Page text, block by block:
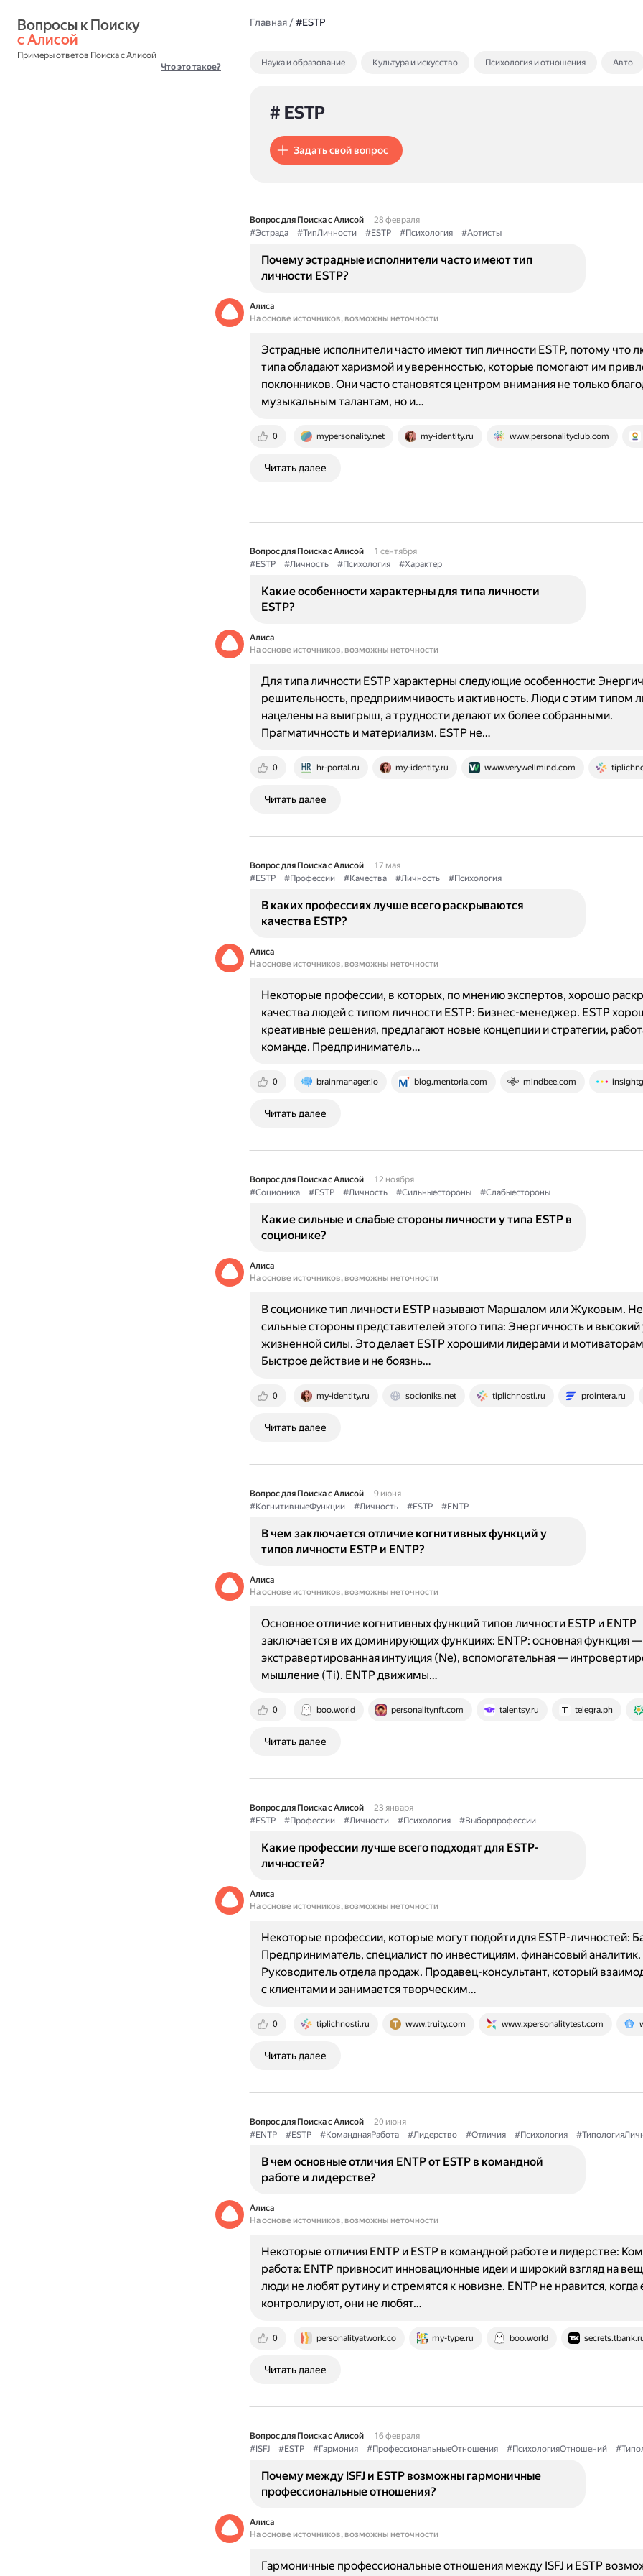
с Алисой
Примеры ответов Поиска с Алисой
Что это такое?
Главная/#ESTP
Наука и образование Культура и искусство Психология и отношения Авто
# ESTP
Задать свой вопрос
Вопрос для Поиска с Алисой
28 февраля
#Эстрада
#ТипЛичности #ESTP #Психология #Артисты
Почему эстрадные исполнители часто имеют тип
личности ESTP?
Алиса
На основе источников, возможны неточности
0 mypersonality.net my-identity.ru www.personalityclub.com
Эстрадные исполнители часто имеют тип личности ESTP, потому что
типа обладают харизмой и уверенностью, которые помогают им
поклонников. Они часто становятся центром внимания не только
музыкальным талантам, но и…
Читать далее
Вопрос для Поиска с Алисой
1 сентября
#ESTP
#Личность #Психология #Характер
Какие особенности характерны для типа личности
ESTP?
Алиса
На основе источников, возможны неточности
0 hr-portal.ru my-identity.ru www.verywellmind.com
Для типа личности ESTP характерны следующие особенности:
решительность, предприимчивость и активность. Люди с этим типом
нацелены на выигрыш, а трудности делают их более собранными.
Прагматичность и материализм. ESTP не…
Читать далее
Вопрос для Поиска с Алисой
17 мая
#ESTP
#Профессии #Качества #Личность #Психология
В каких профессиях лучше всего раскрываются
качества ESTP?
Алиса
На основе источников, возможны неточности
0 brainmanager.io blog.mentoria.com mindbee.com
Некоторые профессии, в которых, по мнению экспертов, хорошо
качества людей с типом личности ESTP: Бизнес-менеджер. ESTP
креативные решения, предлагают новые концепции и стратегии,
команде. Предприниматель…
Читать далее
Вопрос для Поиска с Алисой
12 ноября
#Соционика
#ESTP #Личность #Сильныестороны #Слабыестороны
Какие сильные и слабые стороны личности у типа ESTP в
соционике?
Алиса
На основе источников, возможны неточности
0 my-identity.ru socioniks.net tiplichnosti.ru prointera.ru
В соционике тип личности ESTP называют Маршалом или Жуковым.
сильные стороны представителей этого типа: Энергичность и
жизненной силы. Это делает ESTP хорошими лидерами и
Быстрое действие и не боязнь…
Читать далее
Вопрос для Поиска с Алисой
9 июня
#КогнитивныеФункции
#Личность #ESTP #ENTP
В чем заключается отличие когнитивных функций у
типов личности ESTP и ENTP?
Алиса
На основе источников, возможны неточности
0 boo.world personalitynft.com talentsy.ru telegra.ph
Основное отличие когнитивных функций типов личности ESTP и ENTP
заключается в их доминирующих функциях: ENTP: основная функция —
экстравертированная интуиция (Ne), вспомогательная —
мышление (Ti). ENTP движимы…
Читать далее
Вопрос для Поиска с Алисой
23 января
#ESTP
#Профессии #Личности #Психология #Выборпрофессии
Какие профессии лучше всего подходят для ESTP-
личностей?
Алиса
На основе источников, возможны неточности
0 tiplichnosti.ru www.truity.com www.xpersonalitytest.com
Некоторые профессии, которые могут подойти для ESTP-личностей:
Предприниматель, специалист по инвестициям, финансовый аналитик.
Руководитель отдела продаж. Продавец-консультант, который
с клиентами и занимается творческим…
Читать далее
Вопрос для Поиска с Алисой
20 июня
#ENTP
#ESTP #КоманднаяРабота #Лидерство #Отличия #Психология
В чем основные отличия ENTP от ESTP в командной
работе и лидерстве?
Алиса
На основе источников, возможны неточности
0 personalityatwork.co my-type.ru boo.world
Некоторые отличия ENTP и ESTP в командной работе и лидерстве:
работа: ENTP привносит инновационные идеи и широкий взгляд на
люди не любят рутину и стремятся к новизне. ENTP не нравится, когда
контролируют, они не любят…
Читать далее
Вопрос для Поиска с Алисой
16 февраля
#ISFJ
#ESTP #Гармония #ПрофессиональныеОтношения #ПсихологияОтношений
Почему между ISFJ и ESTP возможны гармоничные
профессиональные отношения?
Алиса
На основе источников, возможны неточности
Гармоничные профессиональные отношения между ISFJ и ESTP